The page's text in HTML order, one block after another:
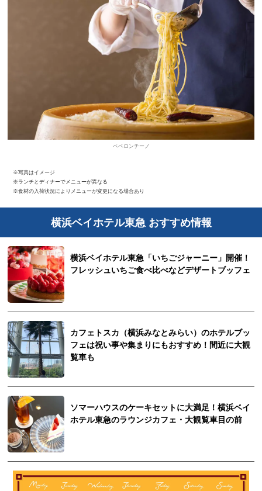
ペペロンチーノ
※写真はイメージ
※ランチとディナーでメニューが異なる
※食材の入荷状況によりメニューが変更になる場合あり
横浜ベイホテル東急 おすすめ情報
横浜ベイホテル東急「いちごジャーニー」開催！
フレッシュいちご食べ比べなどデザートブッフェ
カフェトスカ（横浜みなとみらい）のホテルブッ
フェは祝い事や集まりにもおすすめ！間近に大観
覧車も
ソマーハウスのケーキセットに大満足！横浜ベイ
ホテル東急のラウンジカフェ・大観覧車目の前